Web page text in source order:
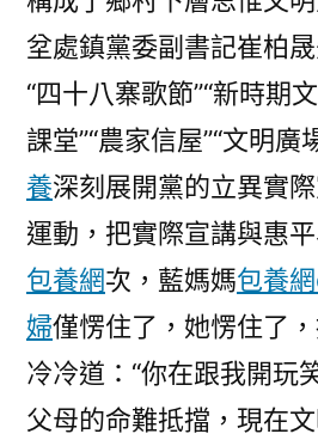
坌處鎮黨委副書記崔柏
“四十八寨歌節”“新時期
課堂”“農家信屋”“文明廣
養深刻展開黨的立異實
運動，把實際宣講與惠
包養網次，藍媽媽包養
婦僅愣住了，她愣住了
冷冷道：“你在跟我開玩
父母的命難抵擋，現在